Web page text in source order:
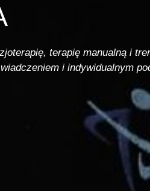
terapię manualną i
i indywidualnym